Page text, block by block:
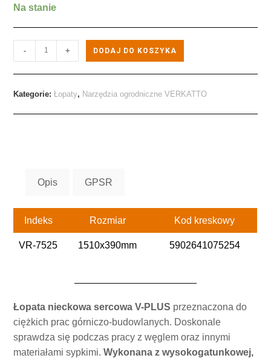
Na stanie
- + DODAJ DO KOSZYKA
Kategorie:Łopaty, Narzędzia ogrodniczne VERKATTO
Opis GPSR
Indeks Rozmiar Kod kreskowy
VR-7525 1510x390mm 5902641075254
Łopata nieckowa sercowa V-PLUS przeznaczona do
ciężkich prac górniczo-budowlanych. Doskonale
sprawdza się podczas pracy z węglem oraz innymi
materiałami sypkimi.Wykonana z wysokogatunkowej,